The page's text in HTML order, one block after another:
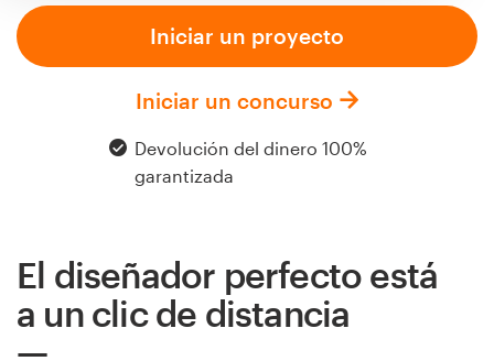
Iniciar un proyecto
Iniciar un concurso
Devolución del dinero 100%
garantizada
El diseñador perfecto está
a un clic de distancia
Tarjeta de presentación
Guía de la marca
Explorar todas las categorías